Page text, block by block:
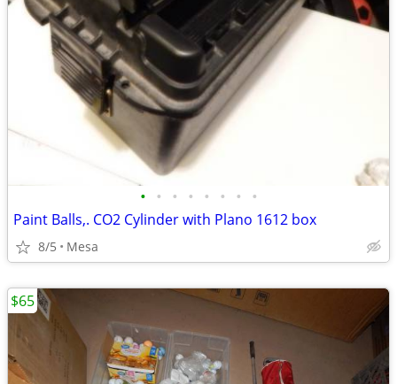
• • • • • • • •
Paint Balls,. CO2 Cylinder with Plano 1612 box
8/5 Mesa
$65